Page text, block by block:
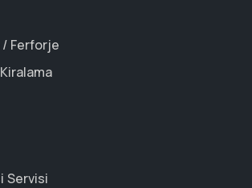
/ Ferforje
Servisi